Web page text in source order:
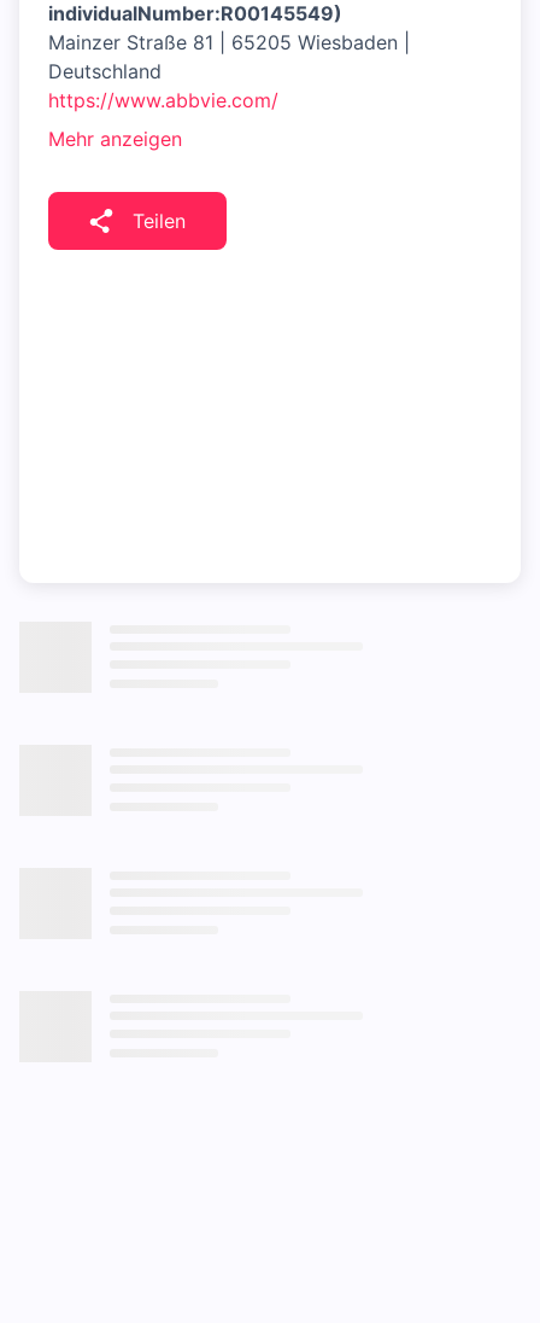
individualNumber:R00145549)
Mainzer Straße 81 | 65205 Wiesbaden |
Deutschland
https://www.abbvie.com/
Mehr anzeigen
Teilen